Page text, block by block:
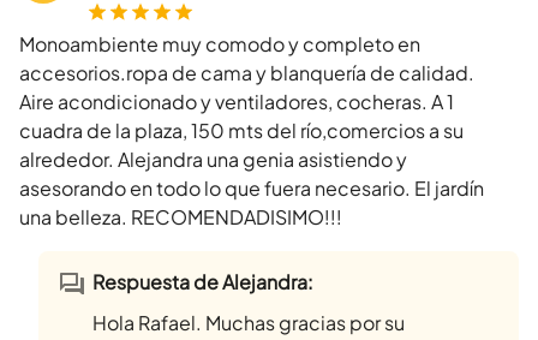
Monoambiente muy comodo y completo en
accesorios.ropa de cama y blanquería de calidad.
Aire acondicionado y ventiladores, cocheras. A 1
cuadra de la plaza, 150 mts del río,comercios a su
alrededor. Alejandra una genia asistiendo y
asesorando en todo lo que fuera necesario. El jardín
una belleza. RECOMENDADISIMO!!!
Respuesta de Alejandra:
Hola Rafael. Muchas gracias por su